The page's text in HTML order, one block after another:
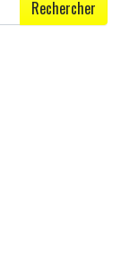
Rechercher